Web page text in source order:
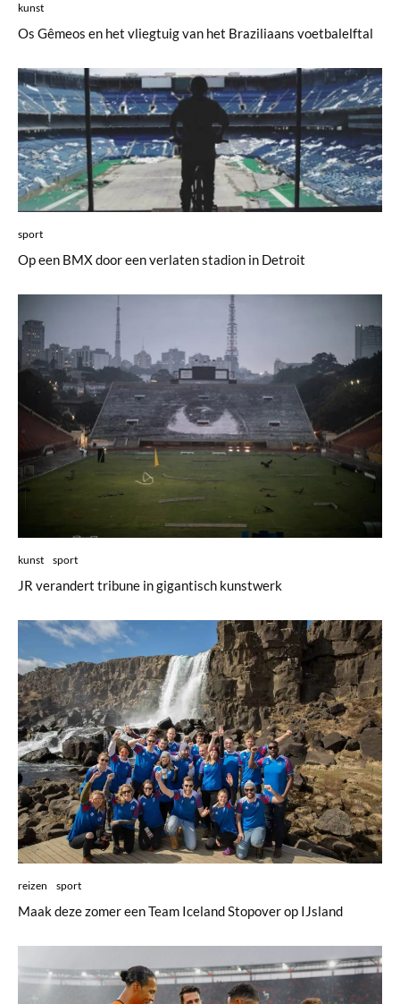
kunst
Os Gêmeos en het vliegtuig van het Braziliaans voetbalelftal
sport
Op een BMX door een verlaten stadion in Detroit
kunst sport
JR verandert tribune in gigantisch kunstwerk
reizen sport
Maak deze zomer een Team Iceland Stopover op IJsland